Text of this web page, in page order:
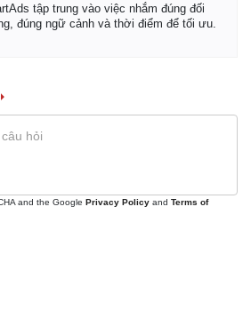
tập trung vào việc nhắm đúng đối
đúng ngữ cảnh và thời điểm để tối ưu.
and the Google Privacy Policy and Terms of